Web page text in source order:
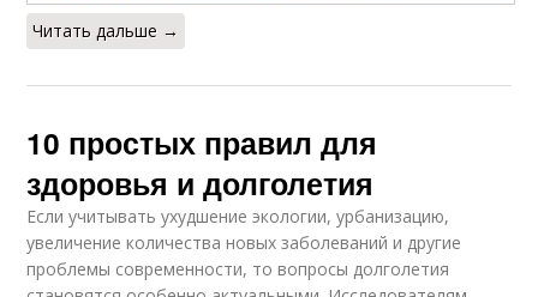
Читать дальше →
10 простых правил для
здоровья и долголетия
Если учитывать ухудшение экологии, урбанизацию,
увеличение количества новых заболеваний и другие
проблемы современности, то вопросы долголетия